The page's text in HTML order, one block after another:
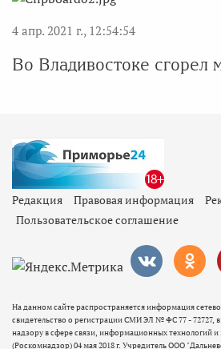
4 апр. 2021 г., 12:54:54
Во Владивостоке сгорел
Редакция Правовая информация
Пользовательское соглашение
На данном сайте распространяется информация
свидетельство о регистрации СМИ ЭЛ № ФС 77 - 72727,
надзору в сфере связи, информационных технологий
(Роскомнадзор) 04 мая 2018 г. Учредитель ООО